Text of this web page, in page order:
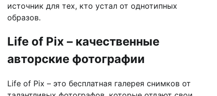
источник для тех, кто устал от однотипных
образов.
Life of Pix – качественные
авторские фотографии
Life of Pix – это бесплатная галерея снимков от